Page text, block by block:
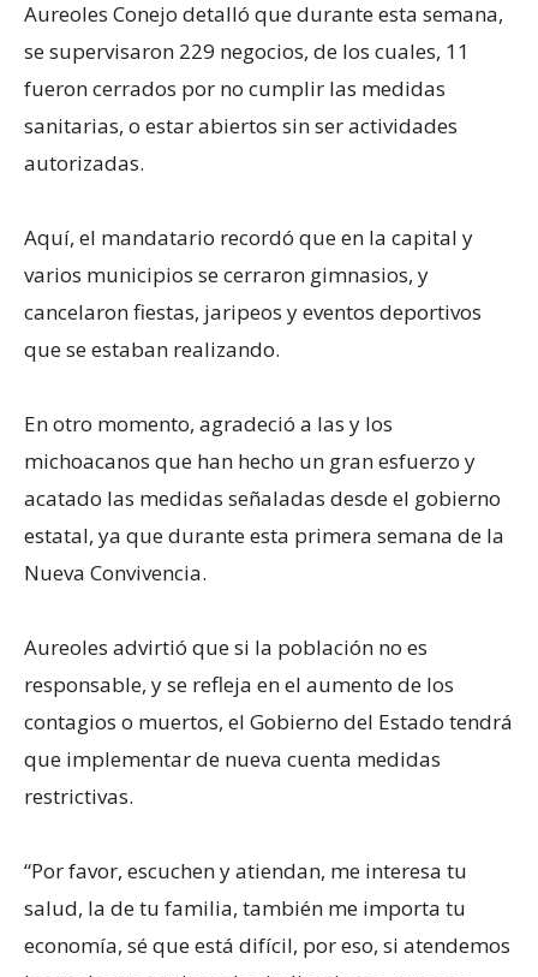
Aureoles Conejo detalló que durante esta semana,
se supervisaron 229 negocios, de los cuales, 11
fueron cerrados por no cumplir las medidas
sanitarias, o estar abiertos sin ser actividades
autorizadas.
Aquí, el mandatario recordó que en la capital y
varios municipios se cerraron gimnasios, y
cancelaron fiestas, jaripeos y eventos deportivos
que se estaban realizando.
En otro momento, agradeció a las y los
michoacanos que han hecho un gran esfuerzo y
acatado las medidas señaladas desde el gobierno
estatal, ya que durante esta primera semana de la
Nueva Convivencia.
Aureoles advirtió que si la población no es
responsable, y se refleja en el aumento de los
contagios o muertos, el Gobierno del Estado tendrá
que implementar de nueva cuenta medidas
restrictivas.
“Por favor, escuchen y atiendan, me interesa tu
salud, la de tu familia, también me importa tu
economía, sé que está difícil, por eso, si atendemos